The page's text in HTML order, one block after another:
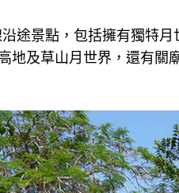
途景點，包括擁有獨特
地及草山月世界，還有關